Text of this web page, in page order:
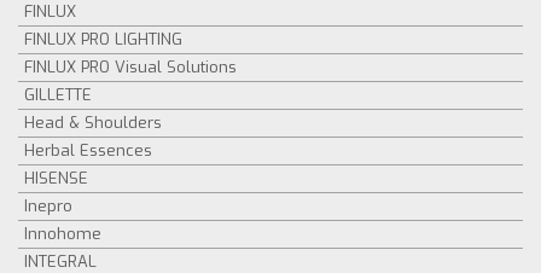
FINLUX
FINLUX PRO LIGHTING
FINLUX PRO Visual Solutions
GILLETTE
Head & Shoulders
Herbal Essences
HISENSE
Inepro
Innohome
INTEGRAL